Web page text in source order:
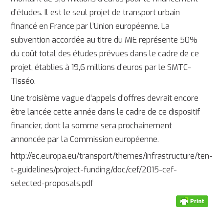
d’études. Il est le seul projet de transport urbain
financé en France par l’Union européenne. La
subvention accordée au titre du MIE représente 50%
du coût total des études prévues dans le cadre de ce
projet, établies à 19,6 millions d’euros par le SMTC-
Tisséo.
Une troisième vague d’appels d’offres devrait encore
être lancée cette année dans le cadre de ce dispositif
financier, dont la somme sera prochainement
annoncée par la Commission européenne.
http://ec.europa.eu/transport/themes/infrastructure/ten-
t-guidelines/project-funding/doc/cef/2015-cef-
selected-proposals.pdf